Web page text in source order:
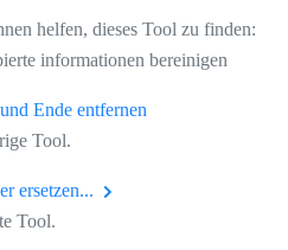
helfen, dieses Tool zu finden:
informationen bereinigen
Ende entfernen
Tool.
ersetzen...
Tool.